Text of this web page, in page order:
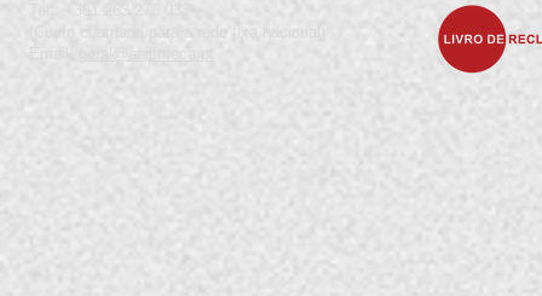
(Custo chamada para a rede fixa nacional)